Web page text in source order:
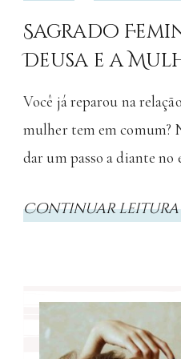
Sagrado
Deusa e a
Você já reparou na
mulher tem em comum?
dar um passo a diante no
Continuar leitura